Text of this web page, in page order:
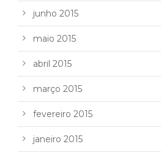
junho 2015
maio 2015
abril 2015
março 2015
fevereiro 2015
janeiro 2015